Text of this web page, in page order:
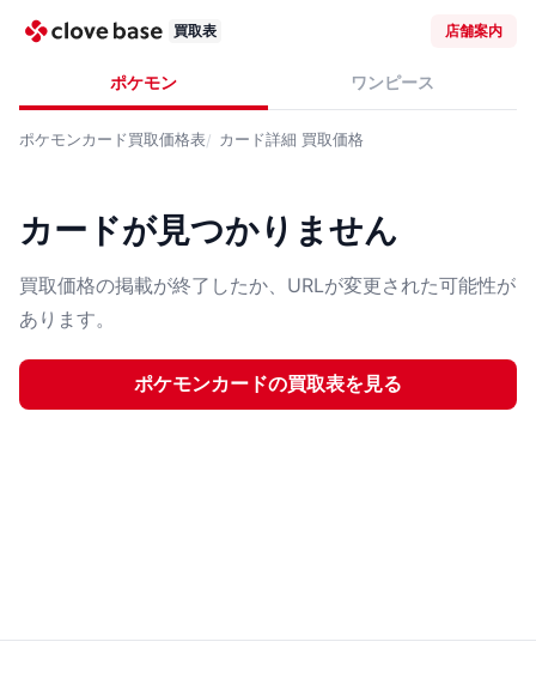
買取表 店舗案内
ポケモン ワンピース
ポケモンカード買取価格表 カード詳細 買取価格
カードが見つかりません
買取価格の掲載が終了したか、URLが変更された可能性が
あります。
ポケモンカードの買取表を見る